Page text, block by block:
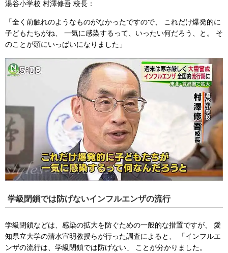
湯谷小学校 村澤修吾 校長：
「全く前触れのようなものがなかったですので、
これだけ爆発的に
子どもたちがね、
一気に感染するって、いったい何だろう、と。
そ
のことが頭にいっぱいになりました」
学級閉鎖では防げないインフルエンザの流行
学級閉鎖などは、感染の拡大を防ぐための一般的な措置ですが、
愛
知県立大学の清水宣明教授らが行った調査によると、
「インフルエ
ンザの流行は、学級閉鎖では防げない」
ことが分かりました。